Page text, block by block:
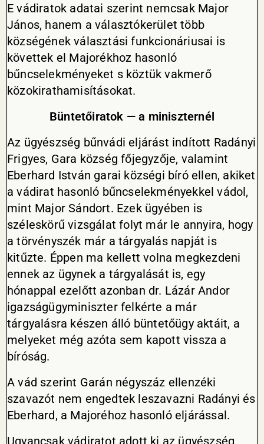
E vádiratok adatai szerint nemcsak Major
János, hanem a választókerület több
községének választási funkcionáriusai is
követtek el Majorékhoz hasonló
bűncselekményeket s köztük vakmerő
közokirathamisításokat.
Büntetőiratok — a miniszternél
Az ügyészség bűnvádi eljárást indított Radányi
Frigyes, Gara község főjegyzője, valamint
Eberhard István garai községi bíró ellen, akiket
a vádirat hasonló bűncselekményekkel vádol,
mint Major Sándort. Ezek ügyében is
széleskörű vizsgálat folyt már le annyira, hogy
a törvényszék már a tárgyalás napját is
kitűzte. Éppen ma kellett volna megkezdeni
ennek az ügynek a tárgyalását is, egy
hónappal ezelőtt azonban dr. Lázár Andor
igazságügyminiszter felkérte a már
tárgyalásra készen álló büntetőügy aktáit, a
melyeket még azóta sem kapott vissza a
bíróság.
A vád szerint Garán négyszáz ellenzéki
szavazót nem engedtek leszavazni Radányi és
Eberhard, a Majoréhoz hasonló eljárással.
Ugyancsak vádiratot adott ki az ügyészség